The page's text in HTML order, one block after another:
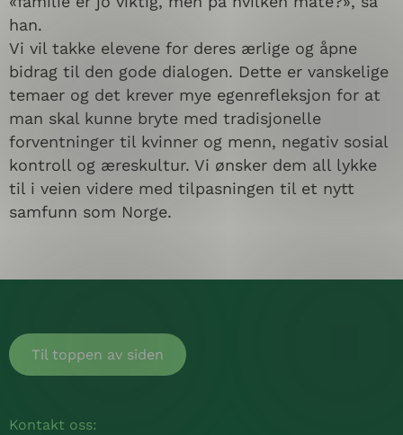
han.
Vi vil takke elevene for deres ærlige og åpne
bidrag til den gode dialogen. Dette er vanskelige
temaer og det krever mye egenrefleksjon for at
man skal kunne bryte med tradisjonelle
forventninger til kvinner og menn, negativ sosial
kontroll og æreskultur. Vi ønsker dem all lykke
til i veien videre med tilpasningen til et nytt
samfunn som Norge.
Til toppen av siden
Kontakt oss: